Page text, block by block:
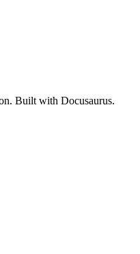
Built with Docusaurus.